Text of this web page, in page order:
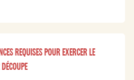
REQUISES POUR EXERCER LE